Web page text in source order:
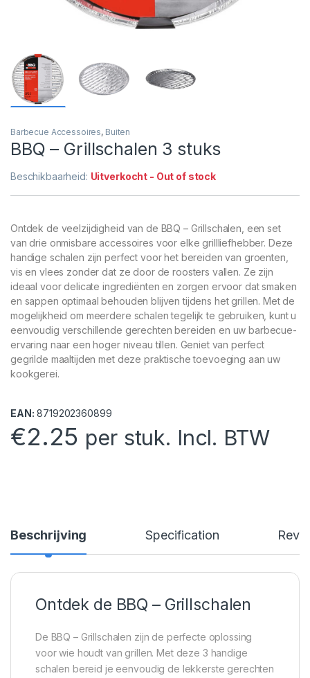
Barbecue Accessoires, Buiten
BBQ – Grillschalen 3 stuks
Beschikbaarheid: Uitverkocht - Out of stock
Ontdek de veelzijdigheid van de BBQ – Grillschalen, een set
van drie onmisbare accessoires voor elke grillliefhebber. Deze
handige schalen zijn perfect voor het bereiden van groenten,
vis en vlees zonder dat ze door de roosters vallen. Ze zijn
ideaal voor delicate ingrediënten en zorgen ervoor dat smaken
en sappen optimaal behouden blijven tijdens het grillen. Met de
mogelijkheid om meerdere schalen tegelijk te gebruiken, kunt u
eenvoudig verschillende gerechten bereiden en uw barbecue-
ervaring naar een hoger niveau tillen. Geniet van perfect
gegrilde maaltijden met deze praktische toevoeging aan uw
kookgerei.
EAN: 8719202360899
€2.25 per stuk. Incl. BTW
Beschrijving Specification
Ontdek de BBQ – Grillschalen
De BBQ – Grillschalen zijn de perfecte oplossing
voor wie houdt van grillen. Met deze 3 handige
schalen bereid je eenvoudig de lekkerste gerechten